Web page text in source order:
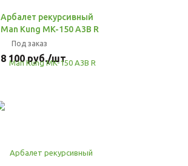
Арбалет рекурсивный
Man Kung MK-150 A3B R
Под заказ
8 100руб./шт